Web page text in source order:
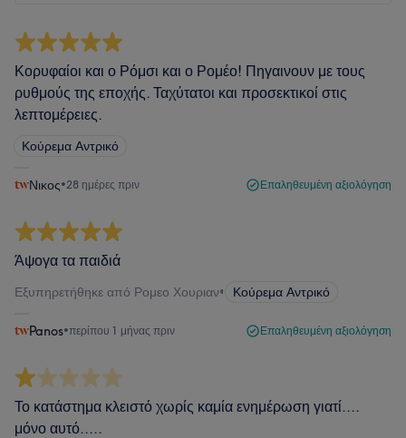
Κορυφαίοι και ο Ρόμσι και ο Ρομέο! Πηγαινουν με τους
ρυθμούς της εποχής. Ταχύτατοι και προσεκτικοί στις
λεπτομέρειες.
Κούρεμα Αντρικό
Νικος•28 ημέρες πριν Επαληθευμένη αξιολόγηση
Άψογα τα παιδιά
Εξυπηρετήθηκε από Ρομεο Χουριαν• Κούρεμα Αντρικό
Panos•περίπου 1 μήνας πριν Επαληθευμένη αξιολόγηση
Το κατάστημα κλειστό χωρίς καμία ενημέρωση γιατί....
μόνο αυτό.....